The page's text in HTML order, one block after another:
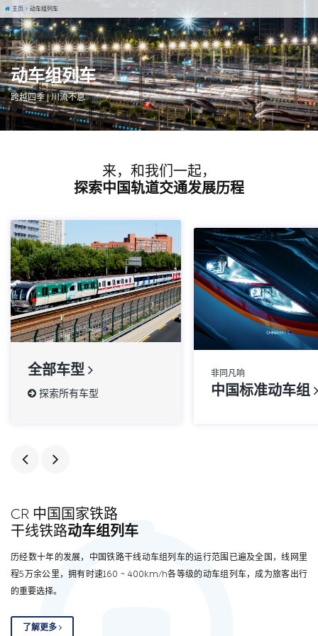
动车组列车
跨越四季 | 川流不息
主页 动车组列车
来，和我们一起，
探索中国轨道交通发展历程
全部车型
探索所有车型
非同凡响
中国标准动车组
CR 中国国家铁路
干线铁路动车组列车
历经数十年的发展，中国铁路干线动车组列车的运行范围已遍及全国，线网里
程5万余公里，拥有时速160 ~ 400km/h各等级的动车组列车，成为旅客出行
的重要选择。
了解更多